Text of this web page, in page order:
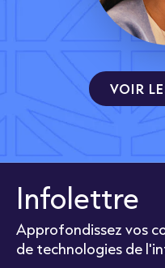
VOIR
Infolettre
Approfondissez vos
de technologies de